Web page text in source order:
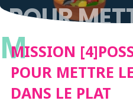
POUR
PIEDS
M
MISSION
POUR METTRE
DANS LE PLAT